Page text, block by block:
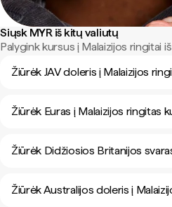
Siųsk MYR iš kitų valiutų
Palygink kursus į Malaizijos ringitai
Žiūrėk JAV doleris į Malaizijos
Žiūrėk Euras į Malaizijos ringitas
Žiūrėk Didžiosios Britanijos
Žiūrėk Australijos doleris į